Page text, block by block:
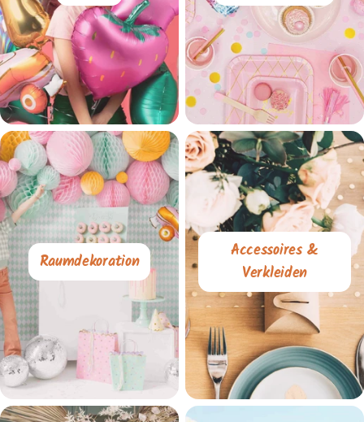
Raumdekoration
Accessoires &
Verkleiden